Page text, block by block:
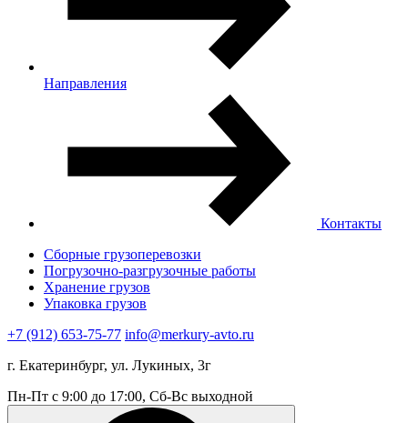
Направления
Контакты
Сборные грузоперевозки
Погрузочно-разгрузочные работы
Хранение грузов
Упаковка грузов
+7 (912) 653-75-77 info@merkury-avto.ru
г. Екатеринбург, ул. Лукиных, 3г
Пн-Пт с 9:00 до 17:00, Сб-Вс выходной